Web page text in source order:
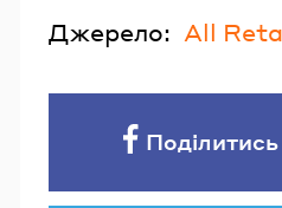
Джерело: All